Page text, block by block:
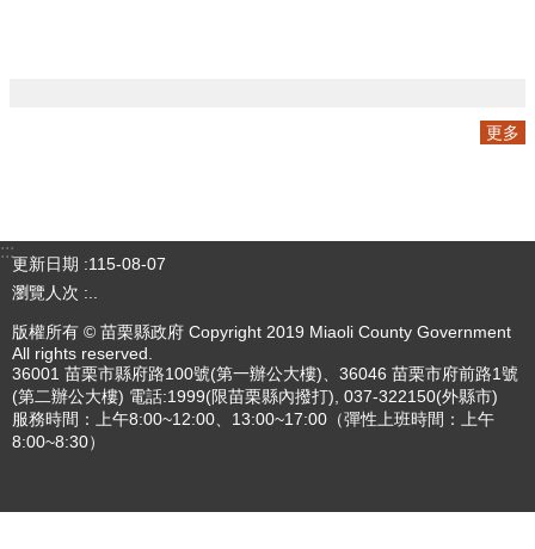
更多
:::
更新日期
115-08-07
瀏覽人次
版權所有 © 苗栗縣政府 Copyright 2019 Miaoli County Government
All rights reserved.
36001 苗栗市縣府路100號(第一辦公大樓)、36046 苗栗市府前路1號
(第二辦公大樓) 電話:1999(限苗栗縣內撥打), 037-322150(外縣市)
服務時間：上午8:00~12:00、13:00~17:00（彈性上班時間：上午
8:00~8:30）